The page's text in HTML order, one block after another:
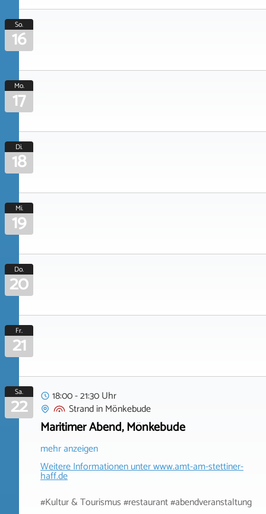
So.
16
Mo.
17
Di.
18
Mi.
19
Do.
20
Fr.
21
Sa.
22
18:00 - 21:30 Uhr
StrandinMönkebude
Maritimer Abend, Mönkebude
mehr anzeigen
Weitere Informationen unterwww.amt-am-stettiner-
haff.de
#Kultur & Tourismus #restaurant #abendveranstaltung